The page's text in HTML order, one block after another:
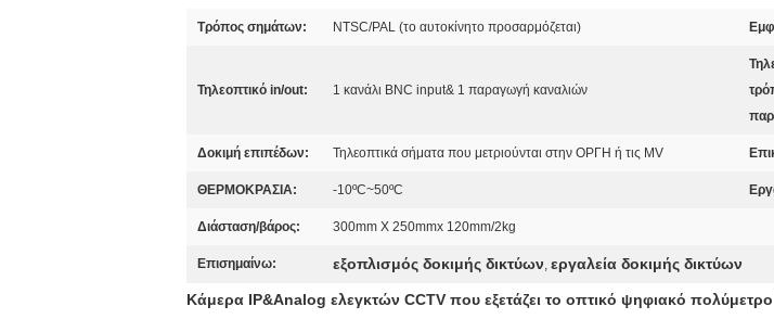
Τρόπος σημάτων: NTSC/PAL (το αυτοκίνητο προσαρμόζεται)
Τηλεοπτικό in/out: 1 κανάλι BNC input& 1 παραγωγή καναλιών
Δοκιμή επιπέδων: Τηλεοπτικά σήματα που μετριούνται στην ΟΡΓΗ ή τις MV
ΘΕΡΜΟΚΡΑΣΙΑ: -10ºC~50ºC
Διάσταση/βάρος: 300mm Χ 250mmx 120mm/2kg
Επισημαίνω: εξοπλισμός δοκιμής δικτύων, εργαλεία δοκιμής δικτύων
Κάμερα IP&Analog ελεγκτών CCTV που εξετάζει το οπτικό ψηφιακό